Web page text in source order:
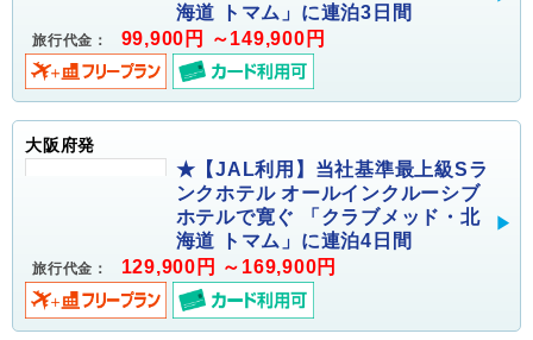
海道 トマム」に連泊3日間
旅行代金： 99,900円 ～149,900円
大阪府発
★【JAL利用】当社基準最上級Sラ
ンクホテル オールインクルーシブ
ホテルで寛ぐ 「クラブメッド・北
海道 トマム」に連泊4日間
旅行代金： 129,900円 ～169,900円